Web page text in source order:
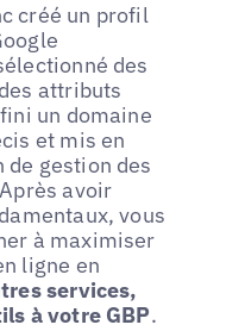
créé un profil
des
attributs
un domaine
et mis en
gestion des
avoir
vous
à maximiser
ligne en
services,
à votre GBP.